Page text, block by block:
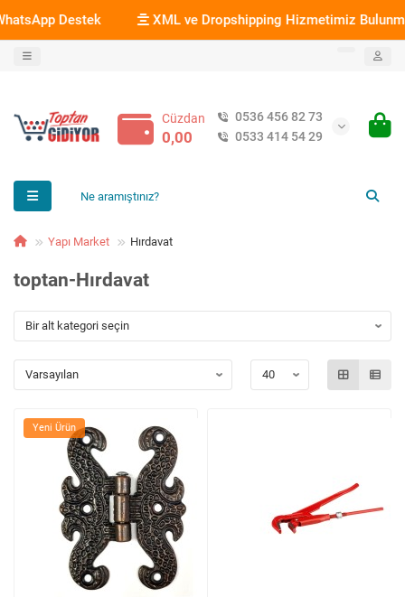
XML ve Dropshipping Hizmetimiz Bulunmaktadır.
Cüzdan
0,00
0536 456 82 73
0533 414 54 29
Yapı Market Hırdavat
toptan-Hırdavat
Yeni Ürün